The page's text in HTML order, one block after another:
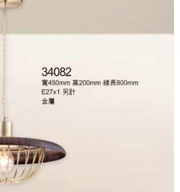
，請瀏覽以下網址：
先徵得法定代理人或監護人之同意方可使用
未經同意申辦者引起之損失，本公司不負相關責
付」時，將依據個別帳號之用戶狀況，依本公司即
度；若仍有額度不足之情形，本公司將視審查結果
號或使用他人資訊註冊。若發現惡意使用之情形，
有權停止該用戶之使用額度並採取法律行動。